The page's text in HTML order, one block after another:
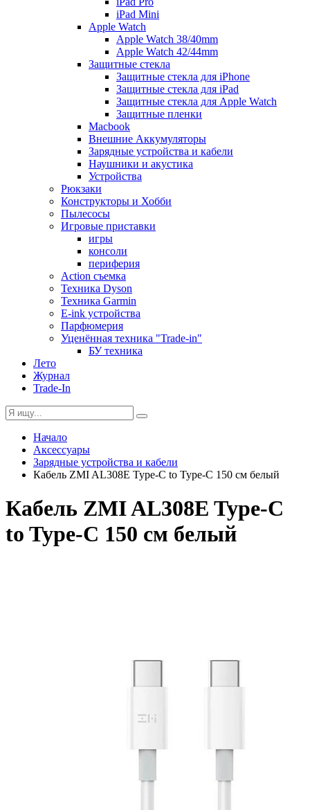
iPad Mini
Apple Watch
Apple Watch 38/40mm
Apple Watch 42/44mm
Защитные стекла
Защитные стекла для iPhone
Защитные стекла для iPad
Защитные стекла для Apple Watch
Защитные пленки
Macbook
Внешние Аккумуляторы
Зарядные устройства и кабели
Наушники и акустика
Устройства
Рюкзаки
Конструкторы и Хобби
Пылесосы
Игровые приставки
игры
консоли
периферия
Action съемка
Техника Dyson
Техника Garmin
E-ink устройства
Парфюмерия
Уценённая техника "Trade-in"
БУ техника
Лето
Журнал
Trade-In
Начало
Аксессуары
Зарядные устройства и кабели
Кабель ZMI AL308E Type-C to Type-C 150 см белый
Кабель ZMI AL308E Type-C
to Type-C 150 см белый